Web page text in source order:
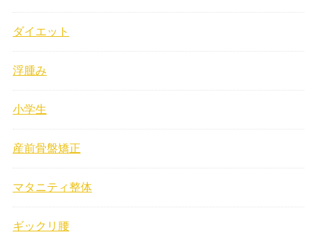
ダイエット
浮腫み
小学生
産前骨盤矯正
マタニティ整体
ギックリ腰